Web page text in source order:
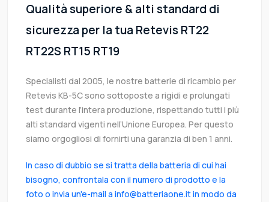
Qualità superiore & alti standard di
sicurezza per la tua Retevis RT22
RT22S RT15 RT19
Specialisti dal 2005, le nostre batterie di ricambio per
Retevis KB-5C sono sottoposte a rigidi e prolungati
test durante l’intera produzione, rispettando tutti i più
alti standard vigenti nell’Unione Europea. Per questo
siamo orgogliosi di fornirti una garanzia di ben 1 anni.
In caso di dubbio se si tratta della batteria di cui hai
bisogno, confrontala con il numero di prodotto e la
foto o invia un'e-mail a info@batteriaone.it in modo da